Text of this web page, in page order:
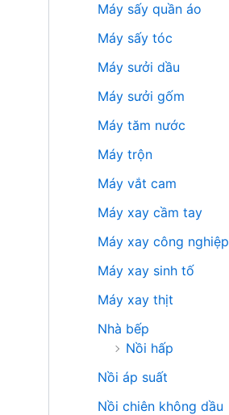
Máy sấy quần áo
Máy sấy tóc
Máy sưởi dầu
Máy sưởi gốm
Máy tăm nước
Máy trộn
Máy vắt cam
Máy xay cầm tay
Máy xay công nghiệp
Máy xay sinh tố
Máy xay thịt
Nhà bếp
Nồi hấp
Nồi áp suất
Nồi chiên không dầu